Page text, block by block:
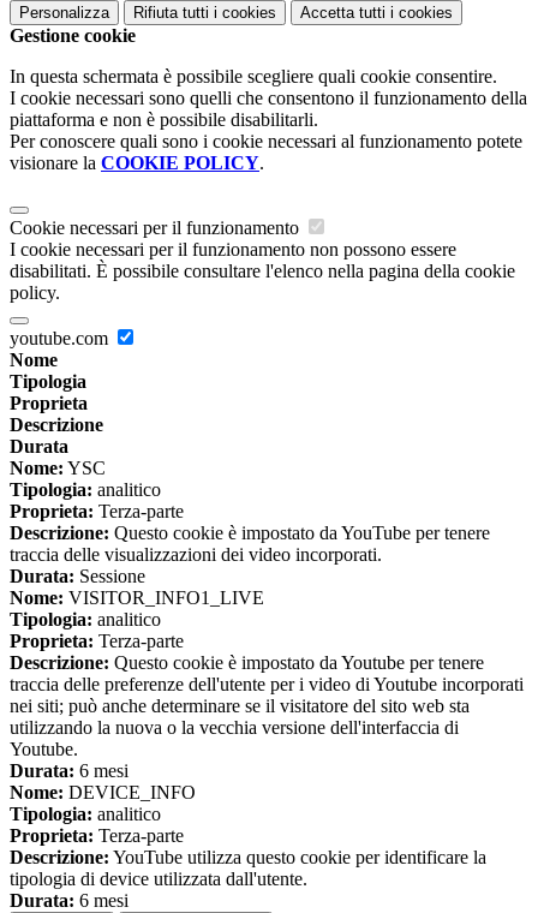
Personalizza Rifiuta tutti i cookies Accetta tutti i cookies
Gestione cookie
In questa schermata è possibile scegliere quali cookie consentire.
I cookie necessari sono quelli che consentono il funzionamento della
piattaforma e non è possibile disabilitarli.
Per conoscere quali sono i cookie necessari al funzionamento potete
visionare la COOKIE POLICY.
Cookie necessari per il funzionamento
I cookie necessari per il funzionamento non possono essere
disabilitati. È possibile consultare l'elenco nella pagina della cookie
policy.
youtube.com
Nome
Tipologia
Proprieta
Descrizione
Durata
Nome: YSC
Tipologia: analitico
Proprieta: Terza-parte
Descrizione: Questo cookie è impostato da YouTube per tenere
traccia delle visualizzazioni dei video incorporati.
Durata: Sessione
Nome: VISITOR_INFO1_LIVE
Tipologia: analitico
Proprieta: Terza-parte
Descrizione: Questo cookie è impostato da Youtube per tenere
traccia delle preferenze dell'utente per i video di Youtube incorporati
nei siti; può anche determinare se il visitatore del sito web sta
utilizzando la nuova o la vecchia versione dell'interfaccia di
Youtube.
Durata: 6 mesi
Nome: DEVICE_INFO
Tipologia: analitico
Proprieta: Terza-parte
Descrizione: YouTube utilizza questo cookie per identificare la
tipologia di device utilizzata dall'utente.
Durata: 6 mesi